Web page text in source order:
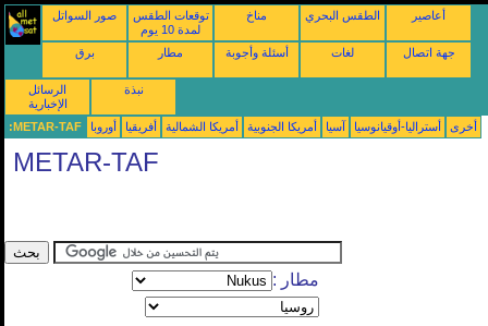
صور السواتل
توقعات الطقس
لمدة 10 يوم
مناخ الطقس البحري أعاصير
برق مطار أسئلة وأجوبة لغات جهة اتصال
الرسائل
الإخبارية
نبذة
METAR-TAF: أوروبا أفريقيا أمريكا الشمالية أمريكا الجنوبية آسيا أستراليا-أوقيانوسيا أخرى
METAR-TAF
مطار :